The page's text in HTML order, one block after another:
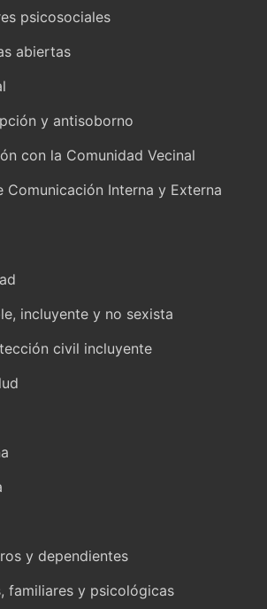
psicosociales
abiertas
y antisoborno
con la Comunidad Vecinal
Comunicación Interna y Externa
incluyente y no sexista
civil incluyente
y dependientes
familiares y psicológicas